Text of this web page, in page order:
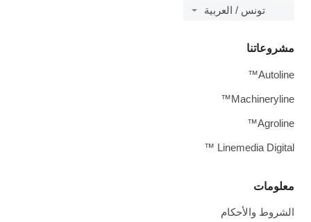
تونس / العربية
معلومات
الشروط والأحكام
مشروعاتنا
Autoline™
Machineryline™
Agroline™
Linemedia Digital ™